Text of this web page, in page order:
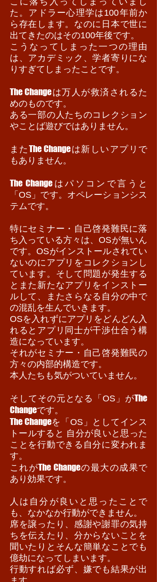
た。アドラー心理学は100年前か
ら存在します。なのに日本で世に
出てきたのはその100年後です。
こうなってしまった一つの理由
は、アカデミック、学者寄りにな
りすぎてしまったことです。
The Changeは万人が救済されるた
めのものです。
ある一部の人たちのコレクション
やことば遊びではありません。
また The Changeは新しいアプリで
もありません。
The Change はパソコンで言うと
「OS」です。オペレーションシス
テムです。
特にセミナー・自己啓発難民に落
ち入っている方々は、OSが無いん
です。OSがインストールされてい
ないのにアプリをコレクションし
ています。そして問題が発生する
とまた新たなアプリをインストー
ルして、またさらなる自分の中で
の混乱を生んでいきます。
OSを入れずにアプリをどんどん入
れるとアプリ同士が干渉仕合う構
造になっています。
それがセミナー・自己啓発難民の
方々の内部的構造です。
本人たちも気がついていません。
そしてその元となる「OS」がThe
Changeです。
The Changeを「OS」としてインス
トールすると 自分が良いと思った
ことを行動できる自分に変われま
す。
これがThe Changeの最大の成果で
あり効果です。
人は自分が良いと思ったことで
も、なかなか行動ができません。
席を譲ったり、感謝や謝罪の気持
ちを伝えたり、分からないことを
聞いたりとそんな簡単なことでも
億劫になってしまいます。
行動すれば必ず、嫌でも結果が出